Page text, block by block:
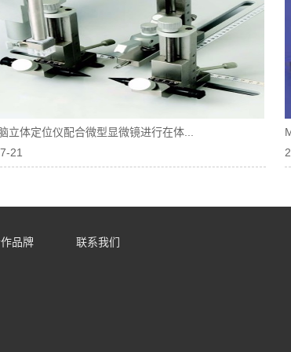
立体定位仪配合微型显微镜进行在体...
21
品牌 联系我们